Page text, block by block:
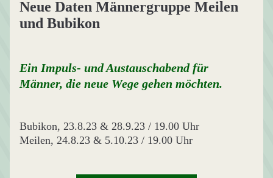
Neue Daten Männergruppe Meilen
und Bubikon
Ein Impuls- und Austauschabend für
Männer, die neue Wege gehen möchten.
Bubikon, 23.8.23 & 28.9.23 / 19.00 Uhr
Meilen, 24.8.23 & 5.10.23 / 19.00 Uhr